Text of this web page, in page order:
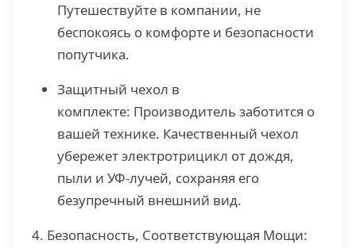
Путешествуйте в компании, не
беспокоясь о комфорте и безопасности
попутчика.
Защитный чехол в
комплекте: Производитель заботится о
вашей технике. Качественный чехол
убережет электротрицикл от дождя,
пыли и УФ-лучей, сохраняя его
безупречный внешний вид.
4. Безопасность, Соответствующая Мощи: